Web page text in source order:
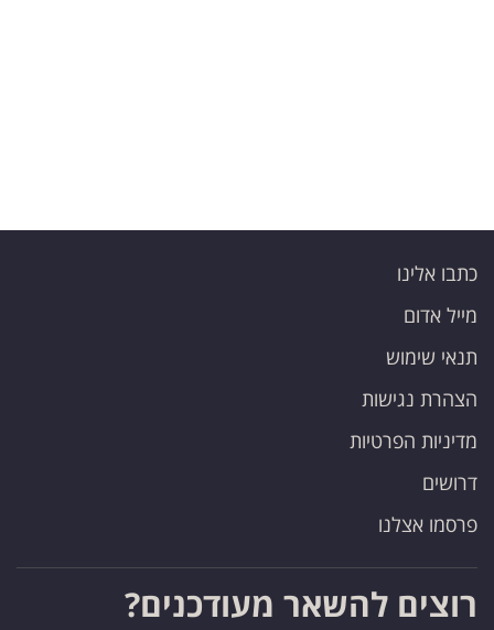
כתבו אלינו
מייל אדום
תנאי שימוש
הצהרת נגישות
מדיניות הפרטיות
דרושים
פרסמו אצלנו
רוצים להשאר מעודכנים?